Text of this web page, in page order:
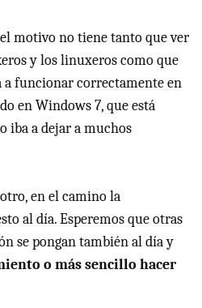
motivo no tiene tanto que ver
y los linuxeros como que
funcionar correctamente en
en Windows 7, que está
iba a dejar a muchos
en el camino la
al día. Esperemos que otras
se pongan también al día y
o más sencillo hacer